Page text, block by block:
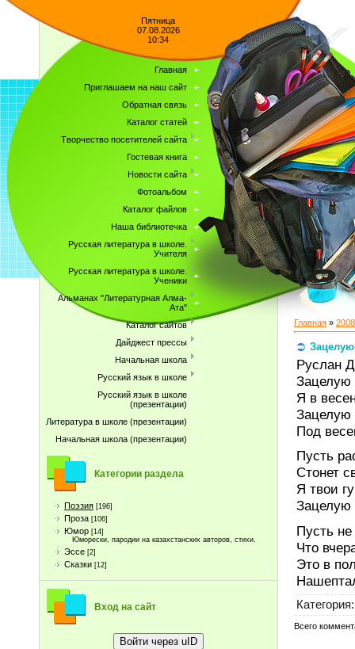
Пятница
07.08.2026
10:34
Главная
Приглашаем на наш сайт
Обратная связь
Каталог статей
Творчество посетителей сайта
Гостевая книга
Новости сайта
Фотоальбом
Каталог файлов
Наша библиотечка
Русская литература в школе.
Учителя
Русская литература в школе.
Ученики
Альманах "Литературная Алма-
Ата"
Каталог сайтов
Дайджест прессы
Начальная школа
Русский язык в школе
Русский язык в школе
(презентации)
Литература в школе (презентации)
Начальная школа (презентации)
Категории раздела
Поэзия [196]
Проза [106]
Юмор [14]
Юморески, пародии на казахстанских авторов, стихи.
Эссе [2]
Сказки [12]
Вход на сайт
Войти через uID
Главная » 2008
Руслан
Зацелую
Я в
Зацелую
Под
Пусть
Стонет
Я твои
Зацелую
Пусть
Что
Это в
Категория:
Всего